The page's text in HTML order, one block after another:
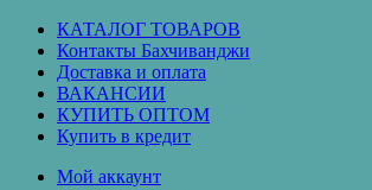
КАТАЛОГ ТОВАРОВ
Контакты Бахчиванджи
Доставка и оплата
ВАКАНСИИ
КУПИТЬ ОПТОМ
Купить в кредит
Мой аккаунт